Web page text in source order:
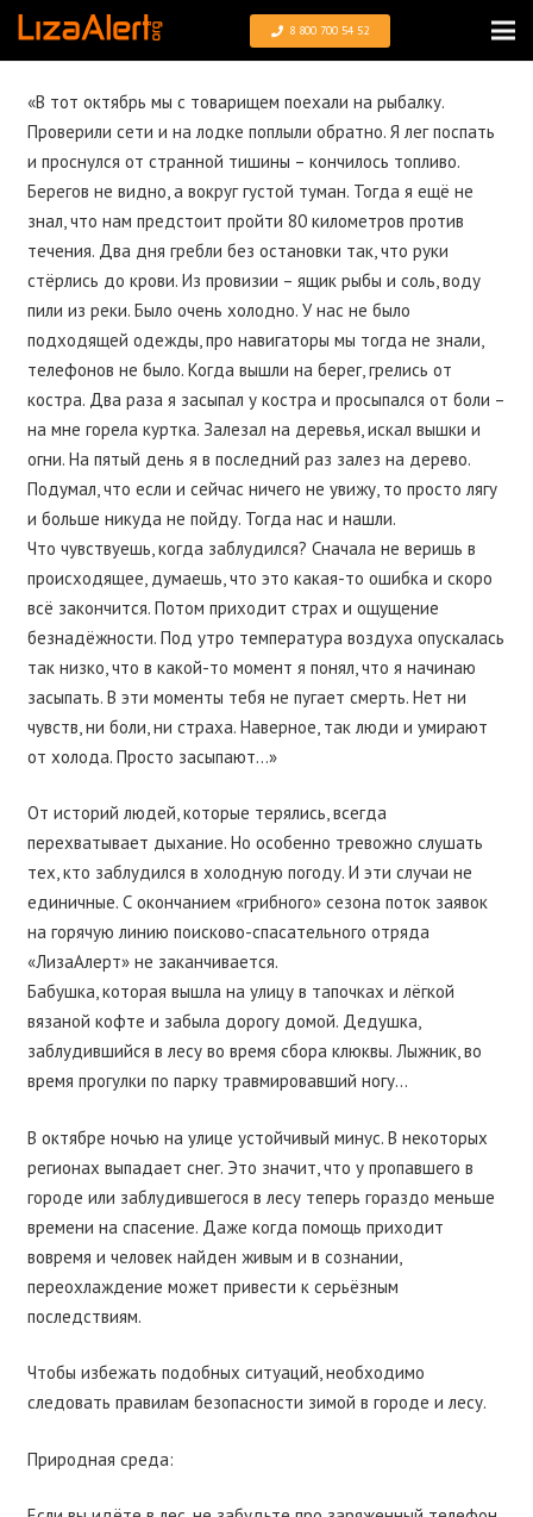
8 800 700 54 52
«В тот октябрь мы с товарищем поехали на рыбалку.
Проверили сети и на лодке поплыли обратно. Я лег поспать
и проснулся от странной тишины – кончилось топливо.
Берегов не видно, а вокруг густой туман. Тогда я ещё не
знал, что нам предстоит пройти 80 километров против
течения. Два дня гребли без остановки так, что руки
стёрлись до крови. Из провизии – ящик рыбы и соль, воду
пили из реки. Было очень холодно. У нас не было
подходящей одежды, про навигаторы мы тогда не знали,
телефонов не было. Когда вышли на берег, грелись от
костра. Два раза я засыпал у костра и просыпался от боли –
на мне горела куртка. Залезал на деревья, искал вышки и
огни. На пятый день я в последний раз залез на дерево.
Подумал, что если и сейчас ничего не увижу, то просто лягу
и больше никуда не пойду. Тогда нас и нашли.
Что чувствуешь, когда заблудился? Сначала не веришь в
происходящее, думаешь, что это какая-то ошибка и скоро
всё закончится. Потом приходит страх и ощущение
безнадёжности. Под утро температура воздуха опускалась
так низко, что в какой-то момент я понял, что я начинаю
засыпать. В эти моменты тебя не пугает смерть. Нет ни
чувств, ни боли, ни страха. Наверное, так люди и умирают
от холода. Просто засыпают…»
От историй людей, которые терялись, всегда
перехватывает дыхание. Но особенно тревожно слушать
тех, кто заблудился в холодную погоду. И эти случаи не
единичные. С окончанием «грибного» сезона поток заявок
на горячую линию поисково-спасательного отряда
«ЛизаАлерт» не заканчивается.
Бабушка, которая вышла на улицу в тапочках и лёгкой
вязаной кофте и забыла дорогу домой. Дедушка,
заблудившийся в лесу во время сбора клюквы. Лыжник, во
время прогулки по парку травмировавший ногу…
В октябре ночью на улице устойчивый минус. В некоторых
регионах выпадает снег. Это значит, что у пропавшего в
городе или заблудившегося в лесу теперь гораздо меньше
времени на спасение. Даже когда помощь приходит
вовремя и человек найден живым и в сознании,
переохлаждение может привести к серьёзным
последствиям.
Чтобы избежать подобных ситуаций, необходимо
следовать правилам безопасности зимой в городе и лесу.
Природная среда: